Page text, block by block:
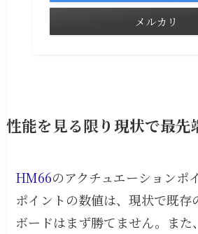
メルカリ
性能を見る限り現状で最先
HM66のアクチュエーションポ
ポイントの数値は、現状で既存
ボードはまず勝てません。また